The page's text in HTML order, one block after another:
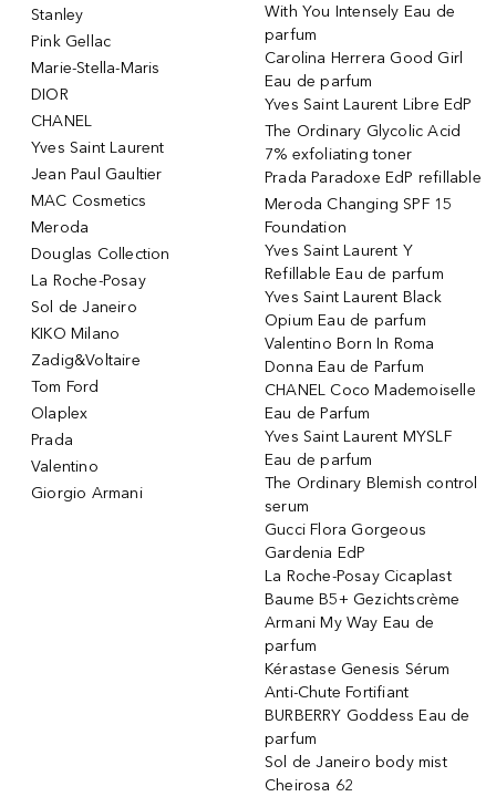
Stanley
Pink Gellac
Marie-Stella-Maris
DIOR
CHANEL
Yves Saint Laurent
Jean Paul Gaultier
MAC Cosmetics
Meroda
Douglas Collection
La Roche-Posay
Sol de Janeiro
KIKO Milano
Zadig&Voltaire
Tom Ford
Olaplex
Prada
Valentino
Giorgio Armani
With You Intensely Eau de
parfum
Carolina Herrera Good Girl
Eau de parfum
Yves Saint Laurent Libre EdP
The Ordinary Glycolic Acid
7% exfoliating toner
Prada Paradoxe EdP refillable
Meroda Changing SPF 15
Foundation
Yves Saint Laurent Y
Refillable Eau de parfum
Yves Saint Laurent Black
Opium Eau de parfum
Valentino Born In Roma
Donna Eau de Parfum
CHANEL Coco Mademoiselle
Eau de Parfum
Yves Saint Laurent MYSLF
Eau de parfum
The Ordinary Blemish control
serum
Gucci Flora Gorgeous
Gardenia EdP
La Roche-Posay Cicaplast
Baume B5+ Gezichtscrème
Armani My Way Eau de
parfum
Kérastase Genesis Sérum
Anti-Chute Fortifiant
BURBERRY Goddess Eau de
parfum
Sol de Janeiro body mist
Cheirosa 62